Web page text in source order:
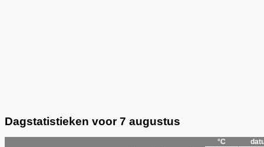
Dagstatistieken voor 7 augustus
°C